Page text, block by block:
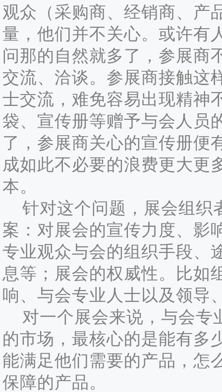
观众（采购商、经销商、产
量，他们并不关心。或许有
问那的自然就多了，参展商
交流、洽谈。参展商接触这
士交流，难免容易出现精神
袋、宣传册等赠予与会人员
了，参展商关心的宣传册便
成如此不必要的浪费更大更
本。
针对这个问题，展会组织
案：对展会的宣传力度、影
专业观众与会的组织手段、
息等；展会的权威性。比如
响、与会专业人士以及领导
对一个展会来说，与会专
的市场，最核心的是能有多
能满足他们需要的产品，怎
保障的产品。